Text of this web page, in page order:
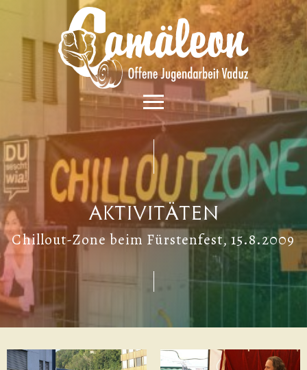
Aktivitäten
Chillout-Zone beim Fürstenfest, 15.8.2009